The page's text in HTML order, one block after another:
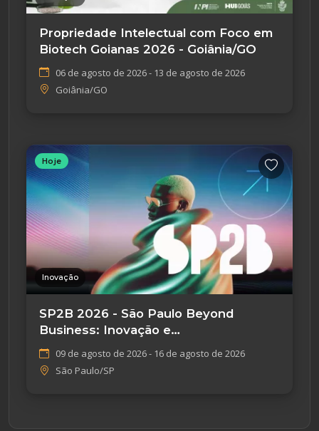
Propriedade Intelectual com Foco em
Biotech Goianas 2026 - Goiânia/GO
06 de agosto de 2026 - 13 de agosto de 2026
Goiânia/GO
Hoje
Inovação
SP2B 2026 - São Paulo Beyond
Business: Inovação e
Empreendedorismo
09 de agosto de 2026 - 16 de agosto de 2026
São Paulo/SP